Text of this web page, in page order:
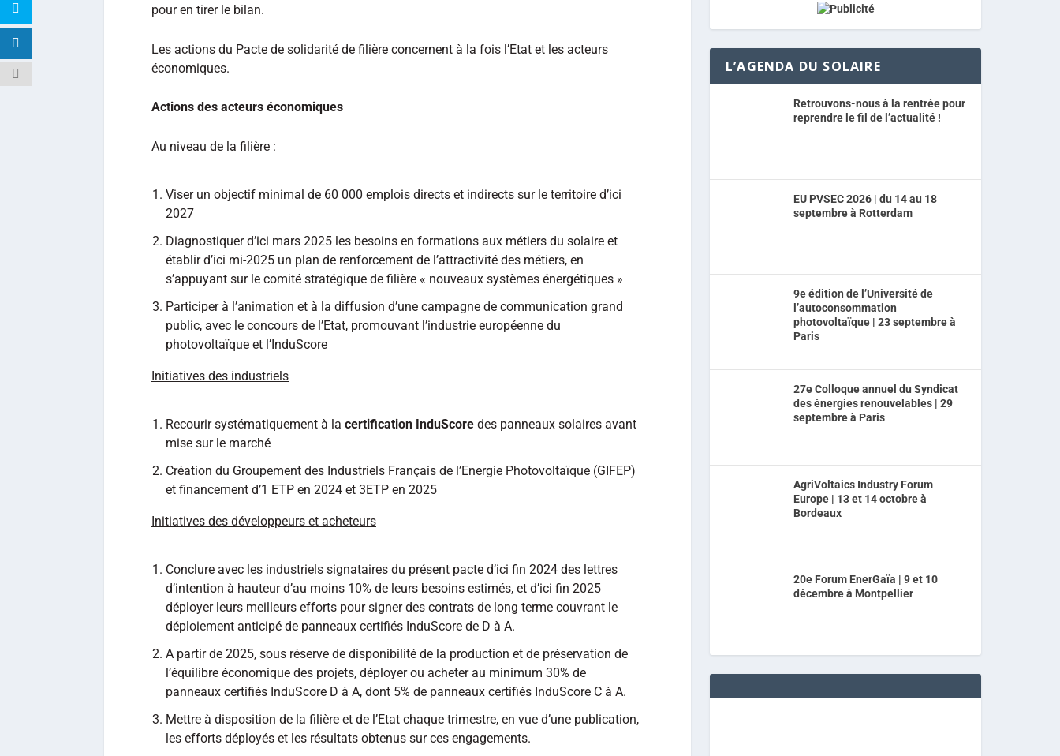
pour en tirer le bilan.
Les actions du Pacte de solidarité de filière concernent à la fois l’Etat et les acteurs
économiques.
Actions des acteurs économiques
Au niveau de la filière :
Viser un objectif minimal de 60 000 emplois directs et indirects sur le territoire d’ici
2027
Diagnostiquer d’ici mars 2025 les besoins en formations aux métiers du solaire et
établir d’ici mi-2025 un plan de renforcement de l’attractivité des métiers, en
s’appuyant sur le comité stratégique de filière « nouveaux systèmes énergétiques »
Participer à l’animation et à la diffusion d’une campagne de communication grand
public, avec le concours de l’Etat, promouvant l’industrie européenne du
photovoltaïque et l’InduScore
Initiatives des industriels
Recourir systématiquement à lacertification InduScore des panneaux solaires avant
mise sur le marché
Création du Groupement des Industriels Français de l’Energie Photovoltaïque (GIFEP)
et financement d’1 ETP en 2024 et 3ETP en 2025
Initiatives des développeurs et acheteurs
Conclure avec les industriels signataires du présent pacte d’ici fin 2024 des lettres
d’intention à hauteur d’au moins 10% de leurs besoins estimés, et d’ici fin 2025
déployer leurs meilleurs efforts pour signer des contrats de long terme couvrant le
déploiement anticipé de panneaux certifiés InduScore de D à A.
A partir de 2025, sous réserve de disponibilité de la production et de préservation de
l’équilibre économique des projets, déployer ou acheter au minimum 30% de
panneaux certifiés InduScore D à A, dont 5% de panneaux certifiés InduScore C à A.
Mettre à disposition de la filière et de l’Etat chaque trimestre, en vue d’une publication,
les efforts déployés et les résultats obtenus sur ces engagements.
L’AGENDA DU SOLAIRE
Retrouvons-nous à la rentrée pour
reprendre le fil de l’actualité !
EU PVSEC 2026 | du 14 au 18
septembre à Rotterdam
9e édition de l’Université de
l’autoconsommation
photovoltaïque | 23 septembre à
Paris
27e Colloque annuel du Syndicat
des énergies renouvelables | 29
septembre à Paris
AgriVoltaics Industry Forum
Europe | 13 et 14 octobre à
Bordeaux
20e Forum EnerGaïa | 9 et 10
décembre à Montpellier